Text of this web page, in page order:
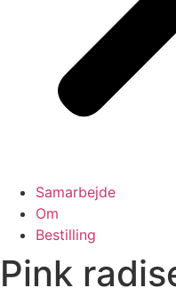
Samarbejde
Om
Bestilling
Pink